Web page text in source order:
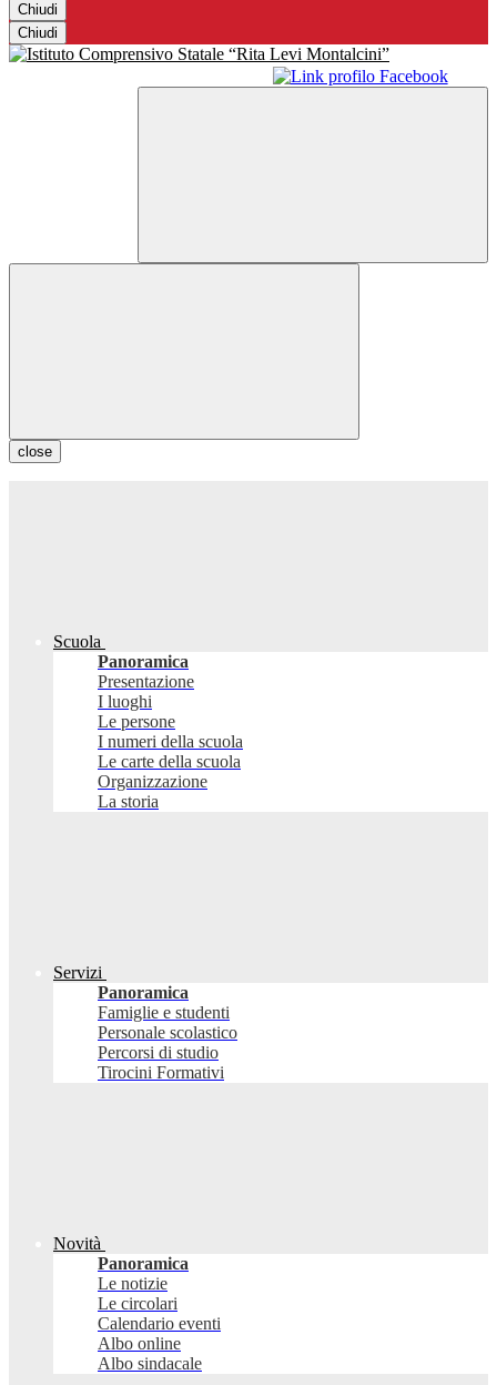
Chiudi
Chiudi
close
Scuola
Panoramica
Presentazione
I luoghi
Le persone
I numeri della scuola
Le carte della scuola
Organizzazione
La storia
Servizi
Panoramica
Famiglie e studenti
Personale scolastico
Percorsi di studio
Tirocini Formativi
Novità
Panoramica
Le notizie
Le circolari
Calendario eventi
Albo online
Albo sindacale